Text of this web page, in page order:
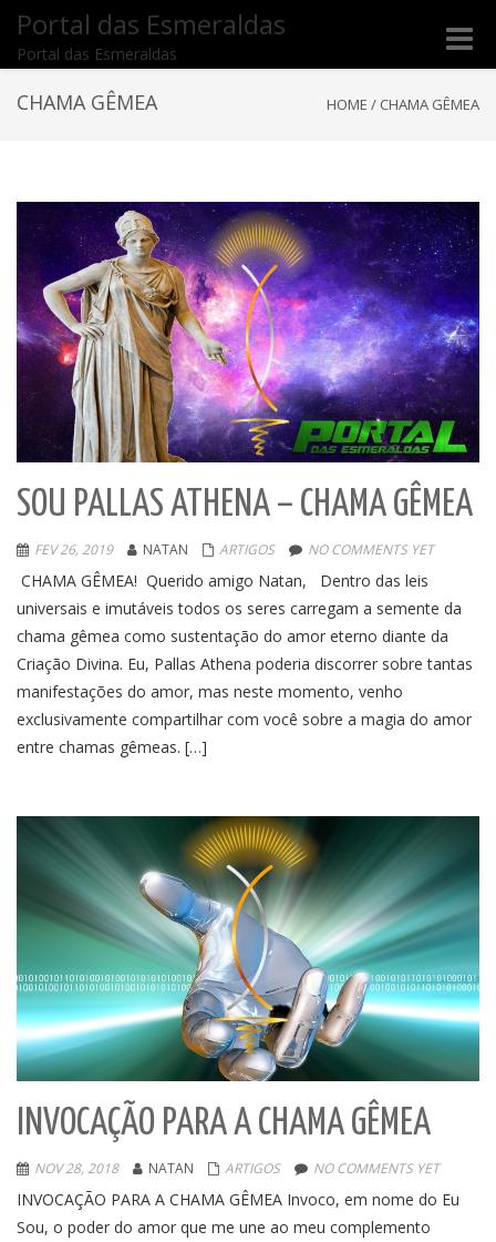
Portal das Esmeraldas
Portal das Esmeraldas
Toggle
CHAMA GÊMEA HOME / CHAMA GÊMEA
SOU PALLAS ATHENA – CHAMA GÊMEA
FEV 26, 2019 NATAN ARTIGOS NO COMMENTS YET
CHAMA GÊMEA! Querido amigo Natan, Dentro das leis
universais e imutáveis todos os seres carregam a semente da
chama gêmea como sustentação do amor eterno diante da
Criação Divina. Eu, Pallas Athena poderia discorrer sobre tantas
manifestações do amor, mas neste momento, venho
exclusivamente compartilhar com você sobre a magia do amor
entre chamas gêmeas. […]
INVOCAÇÃO PARA A CHAMA GÊMEA
NOV 28, 2018 NATAN ARTIGOS NO COMMENTS YET
INVOCAÇÃO PARA A CHAMA GÊMEA Invoco, em nome do Eu
Sou, o poder do amor que me une ao meu complemento